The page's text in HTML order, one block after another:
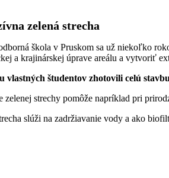
zelená strecha
škola v Pruskom sa už niekoľko
a krajinárskej úprave areálu a vytvoriť
vlastných študentov zhotovili celú stavbu
zelenej strechy pomôže napríklad pri
slúži na zadržiavanie vody a ako